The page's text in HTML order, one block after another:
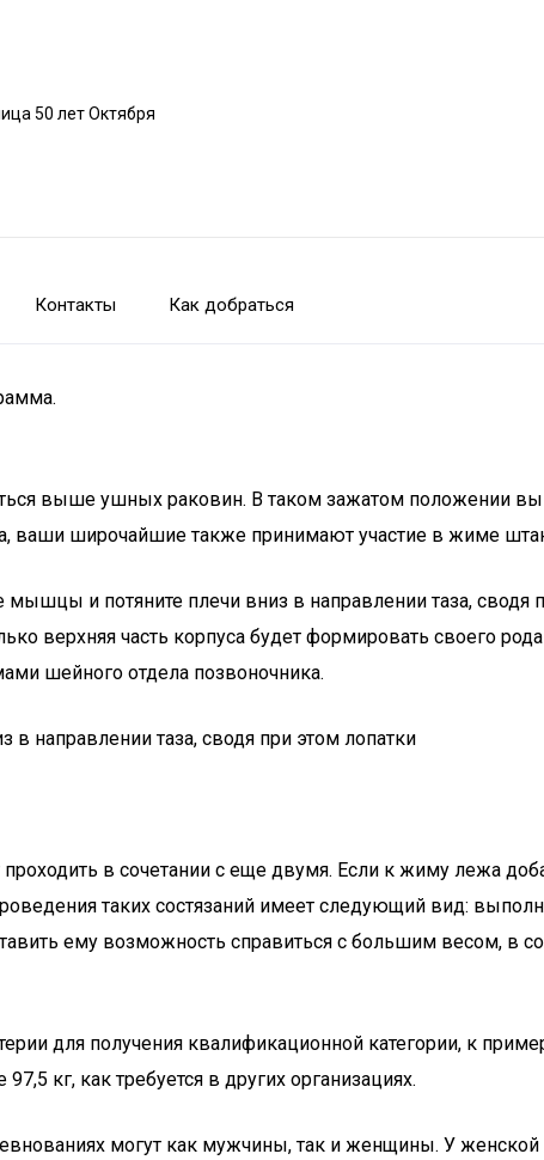
50 лет Октября
Контакты Как добраться
выше ушных раковин. В таком зажатом положении
ваши широчайшие также принимают участие в жиме
и потяните плечи вниз в направлении таза, сводя
верхняя часть корпуса будет формировать своего
шейного отдела позвоночника.
направлении таза, сводя при этом лопатки
в сочетании с еще двумя. Если к жиму лежа
таких состязаний имеет следующий вид:
ему возможность справиться с большим весом, в
для получения квалификационной категории, к
кг, как требуется в других организациях.
могут как мужчины, так и женщины. У